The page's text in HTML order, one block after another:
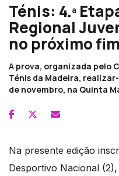
Ténis: 4.ª
Regional
no próximo
A prova, organizada pelo
Ténis da Madeira,
de novembro, na Quinta
Na presente edição
Desportivo Nacional